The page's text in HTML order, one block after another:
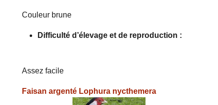
Couleur brune
Difficulté d’élevage et de reproduction :
Assez facile
Faisan argenté Lophura nycthemera